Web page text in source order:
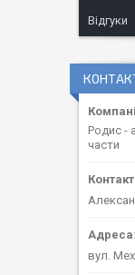
Відгуки
Родис -
части
вул.